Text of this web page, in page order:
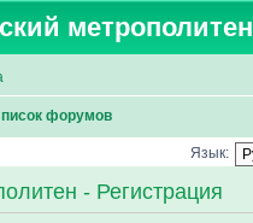
метрополитен
форумов
Язык:
- Регистрация